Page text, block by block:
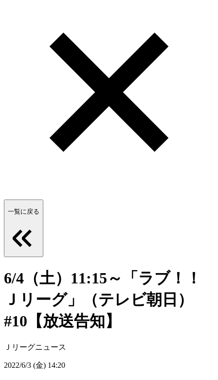
一覧に戻る
6/4（土）11:15～「ラブ！！
Ｊリーグ」（テレビ朝日）
#10【放送告知】
Ｊリーグニュース
2022/6/3 (金) 14:20